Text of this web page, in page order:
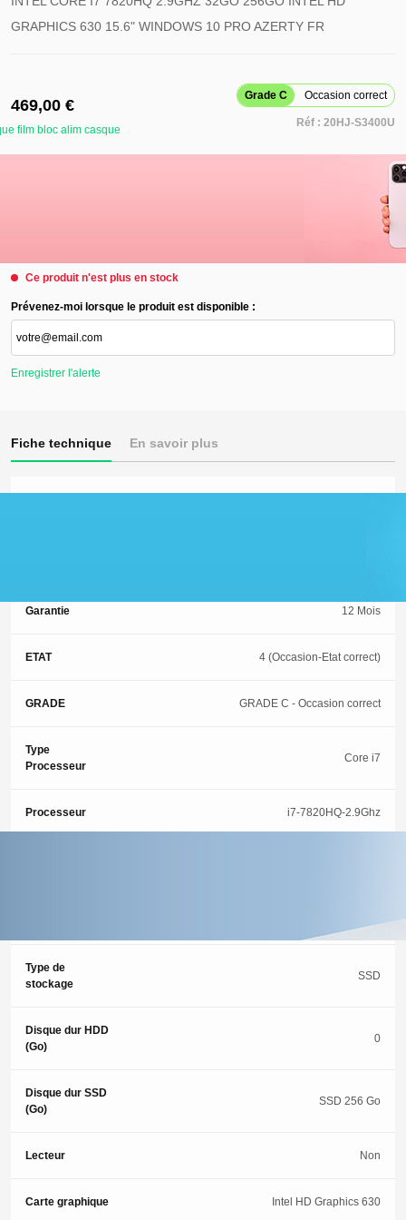
film bloc alim casque
GRAPHICS 630 15.6" WINDOWS 10 PRO AZERTY FR
469,00 €
Grade C Occasion correct
Réf : 20HJ-S3400U
Ce produit n'est plus en stock
Prévenez-moi lorsque le produit est disponible :
Enregistrer l'alerte
Fiche technique En savoir plus
Garantie 12 Mois
ETAT 4 (Occasion-Etat correct)
GRADE GRADE C - Occasion correct
Type
Processeur
Core i7
Processeur i7-7820HQ-2.9Ghz
Type de
stockage
SSD
Disque dur HDD
(Go)
0
Disque dur SSD
(Go)
SSD 256 Go
Lecteur Non
Carte graphique Intel HD Graphics 630